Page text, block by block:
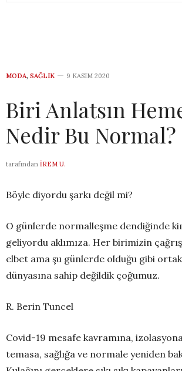
MODA, SAĞLIK 9 KASIM 2020
Biri Anlatsın
Nedir Bu Normal?
tarafından İREM U.
Böyle diyordu şarkı değil mi?
O günlerde normalleşme dendiğinde
geliyordu aklımıza. Her birimizin
elbet ama şu günlerde olduğu gibi
dünyasına sahip değildik çoğumuz.
R. Berin Tuncel
Covid-19 mesafe kavramına,
temasa, sağlığa ve normale yeniden